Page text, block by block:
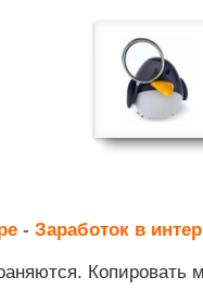
- Заработок в
Копировать